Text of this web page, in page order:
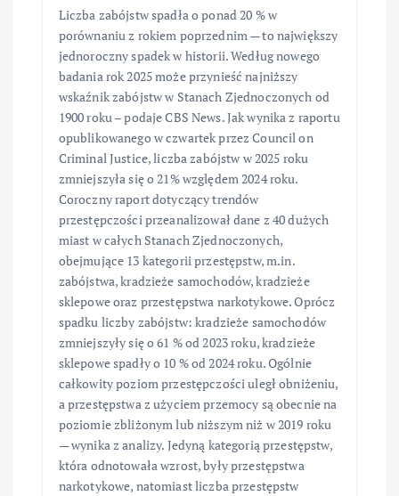
Liczba zabójstw spadła o ponad 20 % w
porównaniu z rokiem poprzednim — to największy
jednoroczny spadek w historii. Według nowego
badania rok 2025 może przynieść najniższy
wskaźnik zabójstw w Stanach Zjednoczonych od
1900 roku – podaje CBS News. Jak wynika z raportu
opublikowanego w czwartek przez Council on
Criminal Justice, liczba zabójstw w 2025 roku
zmniejszyła się o 21% względem 2024 roku.
Coroczny raport dotyczący trendów
przestępczości przeanalizował dane z 40 dużych
miast w całych Stanach Zjednoczonych,
obejmujące 13 kategorii przestępstw, m.in.
zabójstwa, kradzieże samochodów, kradzieże
sklepowe oraz przestępstwa narkotykowe. Oprócz
spadku liczby zabójstw: kradzieże samochodów
zmniejszyły się o 61 % od 2023 roku, kradzieże
sklepowe spadły o 10 % od 2024 roku. Ogólnie
całkowity poziom przestępczości uległ obniżeniu,
a przestępstwa z użyciem przemocy są obecnie na
poziomie zbliżonym lub niższym niż w 2019 roku
— wynika z analizy. Jedyną kategorią przestępstw,
która odnotowała wzrost, były przestępstwa
narkotykowe, natomiast liczba przestępstw